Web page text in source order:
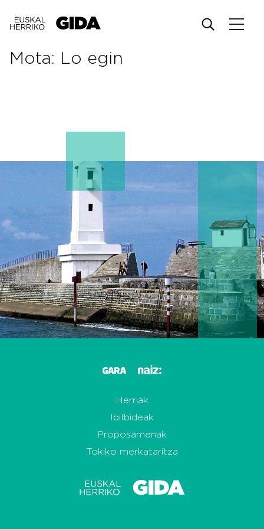
Mota: Lo egin
Herriak
Ibilbideak
Proposamenak
Tokiko merkataritza